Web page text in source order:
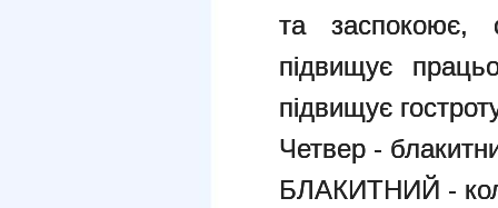
та заспокоює,
підвищує
підвищує
Четвер -
БЛАКИТНИЙ -